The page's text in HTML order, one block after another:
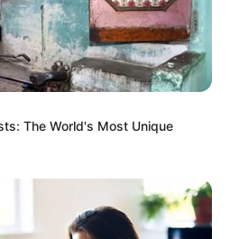
The World's Most Unique